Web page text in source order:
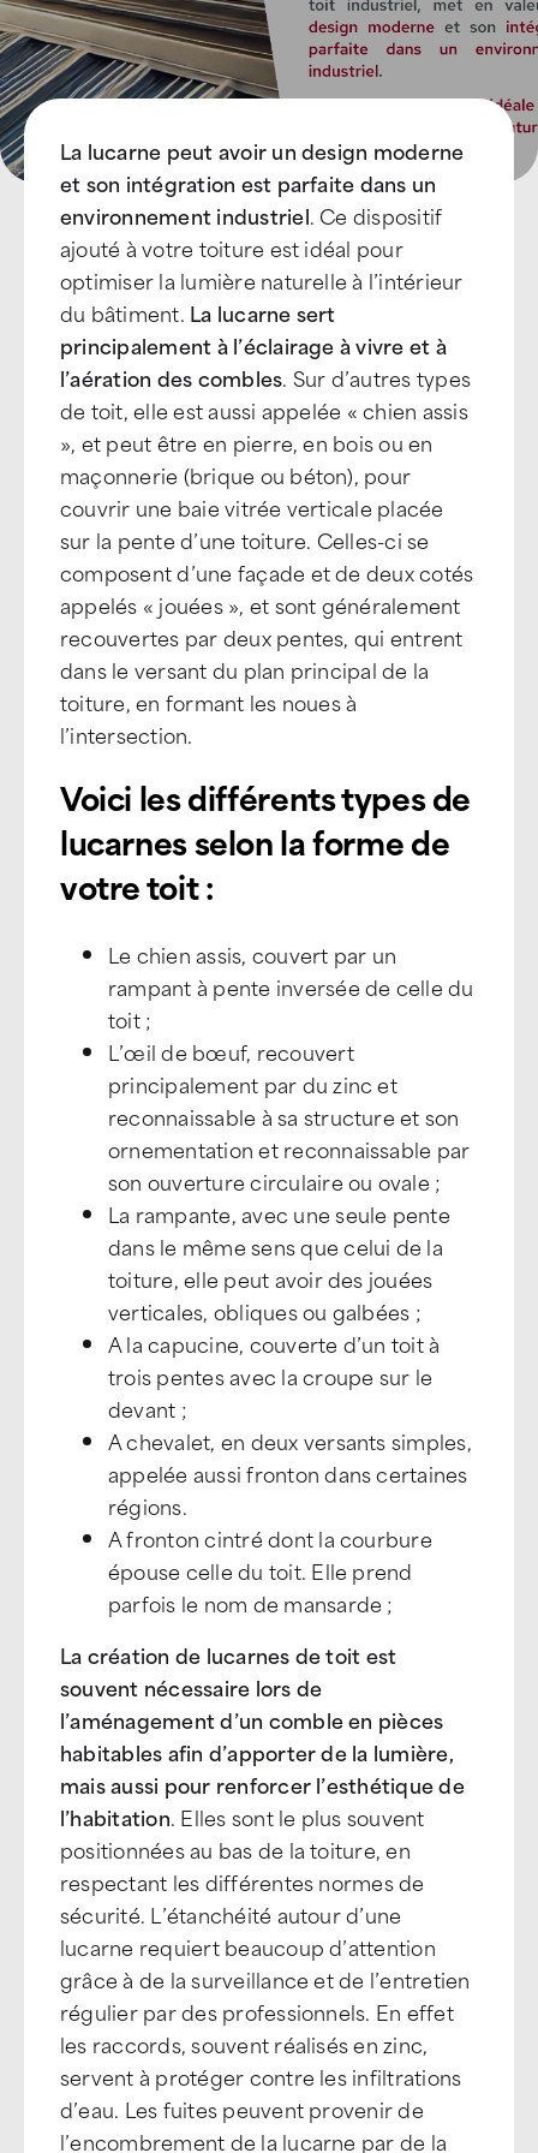
Devenir Franchisé
La lucarne peut avoir un design moderne
et son intégration est parfaite dans un
environnement industriel. Ce dispositif
ajouté à votre toiture est idéal pour
optimiser la lumière naturelle à l’intérieur
du bâtiment. La lucarne sert
principalement à l’éclairage à vivre et à
l’aération des combles. Sur d’autres types
de toit, elle est aussi appelée « chien assis
», et peut être en pierre, en bois ou en
maçonnerie (brique ou béton), pour
couvrir une baie vitrée verticale placée
sur la pente d’une toiture. Celles-ci se
composent d’une façade et de deux cotés
appelés « jouées », et sont généralement
recouvertes par deux pentes, qui entrent
dans le versant du plan principal de la
toiture, en formant les noues à
l’intersection.
Voici les différents types de
lucarnes selon la forme de
votre toit :
Le chien assis, couvert par un
rampant à pente inversée de celle du
toit ;
L’œil de bœuf, recouvert
principalement par du zinc et
reconnaissable à sa structure et son
ornementation et reconnaissable par
son ouverture circulaire ou ovale ;
La rampante, avec une seule pente
dans le même sens que celui de la
toiture, elle peut avoir des jouées
verticales, obliques ou galbées ;
A la capucine, couverte d’un toit à
trois pentes avec la croupe sur le
devant ;
A chevalet, en deux versants simples,
appelée aussi fronton dans certaines
régions.
A fronton cintré dont la courbure
épouse celle du toit. Elle prend
parfois le nom de mansarde ;
La création de lucarnes de toit est
souvent nécessaire lors de
l’aménagement d’un comble en pièces
habitables afin d’apporter de la lumière,
mais aussi pour renforcer l’esthétique de
l’habitation. Elles sont le plus souvent
positionnées au bas de la toiture, en
respectant les différentes normes de
sécurité. L’étanchéité autour d’une
lucarne requiert beaucoup d’attention
grâce à de la surveillance et de l’entretien
régulier par des professionnels. En effet
les raccords, souvent réalisés en zinc,
servent à protéger contre les infiltrations
d’eau. Les fuites peuvent provenir de
l’encombrement de la lucarne par de la